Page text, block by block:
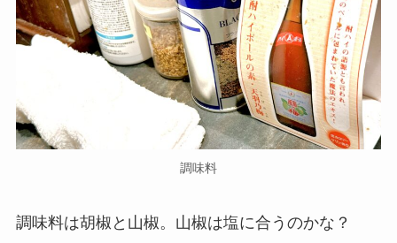
調味料
調味料は胡椒と山椒。山椒は塩に合うのかな？